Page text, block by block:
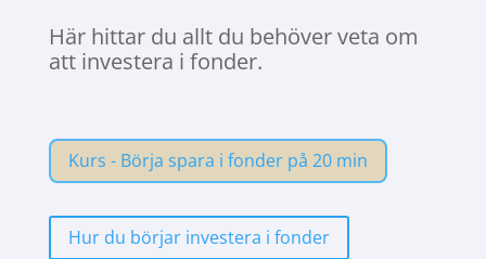
Här hittar du allt du behöver veta om
att investera i fonder.
Kurs - Börja spara i fonder på 20 min
Hur du börjar investera i fonder